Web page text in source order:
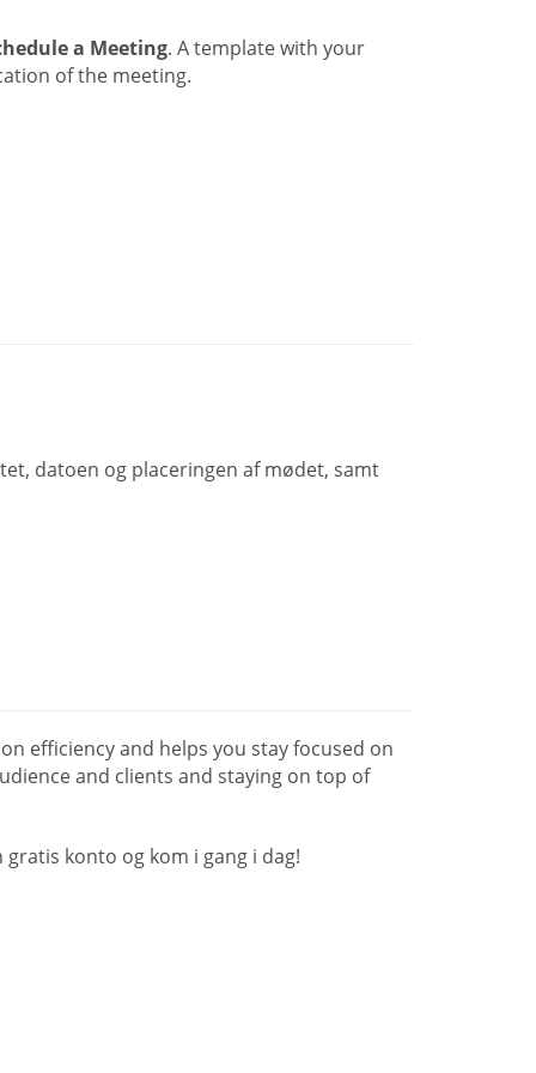
a Meeting. A template with your
of the meeting.
datoen og placeringen af mødet, samt
efficiency and helps you stay focused on
and clients and staying on top of
konto og kom i gang i dag!